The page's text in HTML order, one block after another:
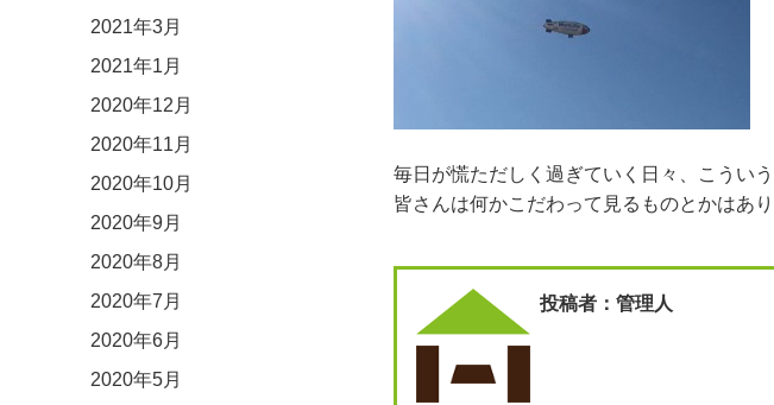
毎日が慌ただしく過ぎていく日々、こうい
皆さんは何かこだわって見るものとかはあ
投稿者：管理人
2021年3月
2021年1月
2020年12月
2020年11月
2020年10月
2020年9月
2020年8月
2020年7月
2020年6月
2020年5月